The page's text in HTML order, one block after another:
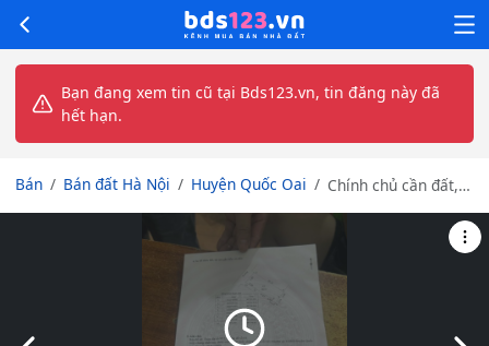
Bạn đang xem tin cũ tại Bds123.vn, tin đăng này đã
hết hạn.
Bán Bán đất Hà Nội Huyện Quốc Oai
Chính chủ cần đất,